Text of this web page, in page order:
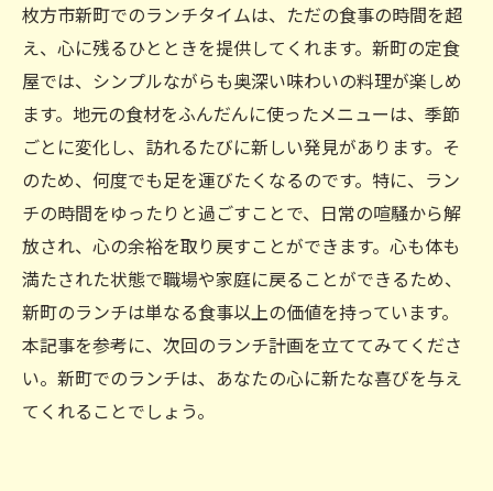
枚方市新町でのランチタイムは、ただの食事の時間を超
え、心に残るひとときを提供してくれます。新町の定食
屋では、シンプルながらも奥深い味わいの料理が楽しめ
ます。地元の食材をふんだんに使ったメニューは、季節
ごとに変化し、訪れるたびに新しい発見があります。そ
のため、何度でも足を運びたくなるのです。特に、ラン
チの時間をゆったりと過ごすことで、日常の喧騒から解
放され、心の余裕を取り戻すことができます。心も体も
満たされた状態で職場や家庭に戻ることができるため、
新町のランチは単なる食事以上の価値を持っています。
本記事を参考に、次回のランチ計画を立ててみてくださ
い。新町でのランチは、あなたの心に新たな喜びを与え
てくれることでしょう。